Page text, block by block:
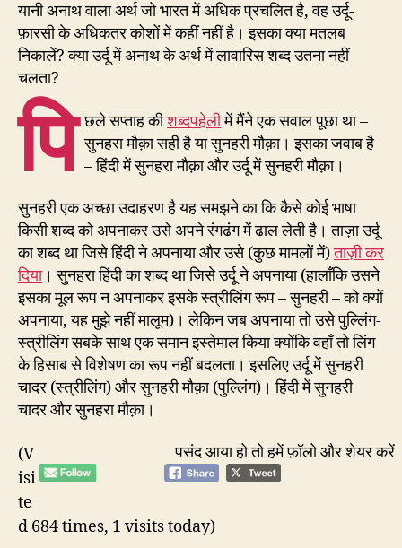
यानी अनाथ वाला अर्थ जो भारत में अधिक प्रचलित है, वह उर्दू-
फ़ारसी के अधिकतर कोशों में कहीं नहीं है। इसका क्या मतलब
निकालें? क्या उर्दू में अनाथ के अर्थ में लावारिस शब्द उतना नहीं
चलता?
पि छले सप्ताह कीशब्दपहेलीमें मैंने एक सवाल पूछा था –
सुनहरा मौक़ा सही है या सुनहरी मौक़ा। इसका जवाब है
– हिंदी में सुनहरा मौक़ा और उर्दू में सुनहरी मौक़ा।
सुनहरी एक अच्छा उदाहरण है यह समझने का कि कैसे कोई भाषा
किसी शब्द को अपनाकर उसे अपने रंगढंग में ढाल लेती है। ताज़ा उर्दू
का शब्द था जिसे हिंदी ने अपनाया और उसे (कुछ मामलों में)ताज़ी कर
दिया। सुनहरा हिंदी का शब्द था जिसे उर्दू ने अपनाया (हालाँकि उसने
इसका मूल रूप न अपनाकर इसके स्त्रीलिंग रूप – सुनहरी – को क्यों
अपनाया, यह मुझे नहीं मालूम)। लेकिन जब अपनाया तो उसे पुल्लिंग-
स्त्रीलिंग सबके साथ एक समान इस्तेमाल किया क्योंकि वहाँ तो लिंग
के हिसाब से विशेषण का रूप नहीं बदलता। इसलिए उर्दू में सुनहरी
चादर (स्त्रीलिंग) और सुनहरी मौक़ा (पुल्लिंग)। हिंदी में सुनहरी
चादर और सुनहरा मौक़ा।
पसंद आया हो तो हमें फ़ॉलो और शेयर करें
(V
isi
te
d 684 times, 1 visits today)